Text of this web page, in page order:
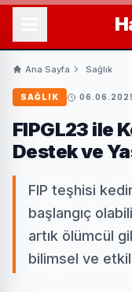
Ana Sayfa Sağlık
SAĞLIK
FIPGL23 ile
Destek ve
FIP teşhisi
başlangıç
artık ölümcül
bilimsel ve